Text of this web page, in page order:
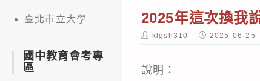
2025年這次換我
Post
author:
klgsh310
Post
published:
2025-06-25
說明：
臺北市立大學
國中教育會考專
區